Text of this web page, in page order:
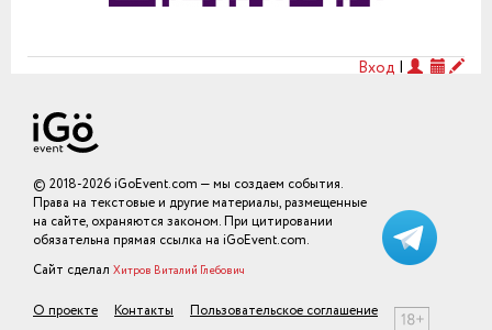
Вход |
© 2018-2026 iGoEvent.com — мы создаем события.
Права на текстовые и другие материалы, размещенные
на сайте, охраняются законом. При цитировании
обязательна прямая ссылка на iGoEvent.com.
Сайт сделал Хитров Виталий Глебович
О проекте Контакты Пользовательское соглашение